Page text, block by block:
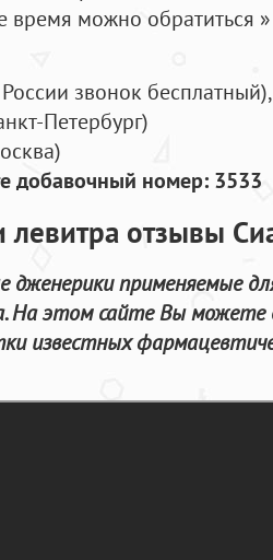
время можно обратиться
звонок бесплатный),
Петербург)
добавочный номер: 3533
левитра отзывы
дженерики применяемые
На этом сайте Вы
известных